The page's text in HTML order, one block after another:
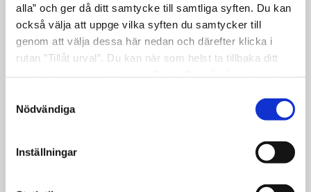
alla” och ger då ditt samtycke till samtliga syften. Du kan
också välja att uppge vilka syften du samtycker till
genom att välja dessa här nedan och därefter klicka i
rutan ”Tillåt urval”. Du kan när som helst ta tillbaka ditt
"Visa detaljer" kan du läsa om hur kakorna används och
hur vi och våra leverantörer inhämtar och behandlar
Nödvändiga
Inställningar
Sundström, dotter till Magnus Johnson,
berättar om sin fars gärning. Det bjuds även
på varm dryck och frukt.
Välkomna! Tid: Tisdag den 2 oktober kl.
information Kerstin Fogelberg,